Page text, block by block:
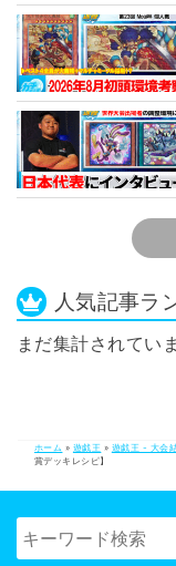
人気記事ラ
まだ集計されてい
ホーム » 遊戯王 » 遊戯王 - 大会
賞デッキレシピ】